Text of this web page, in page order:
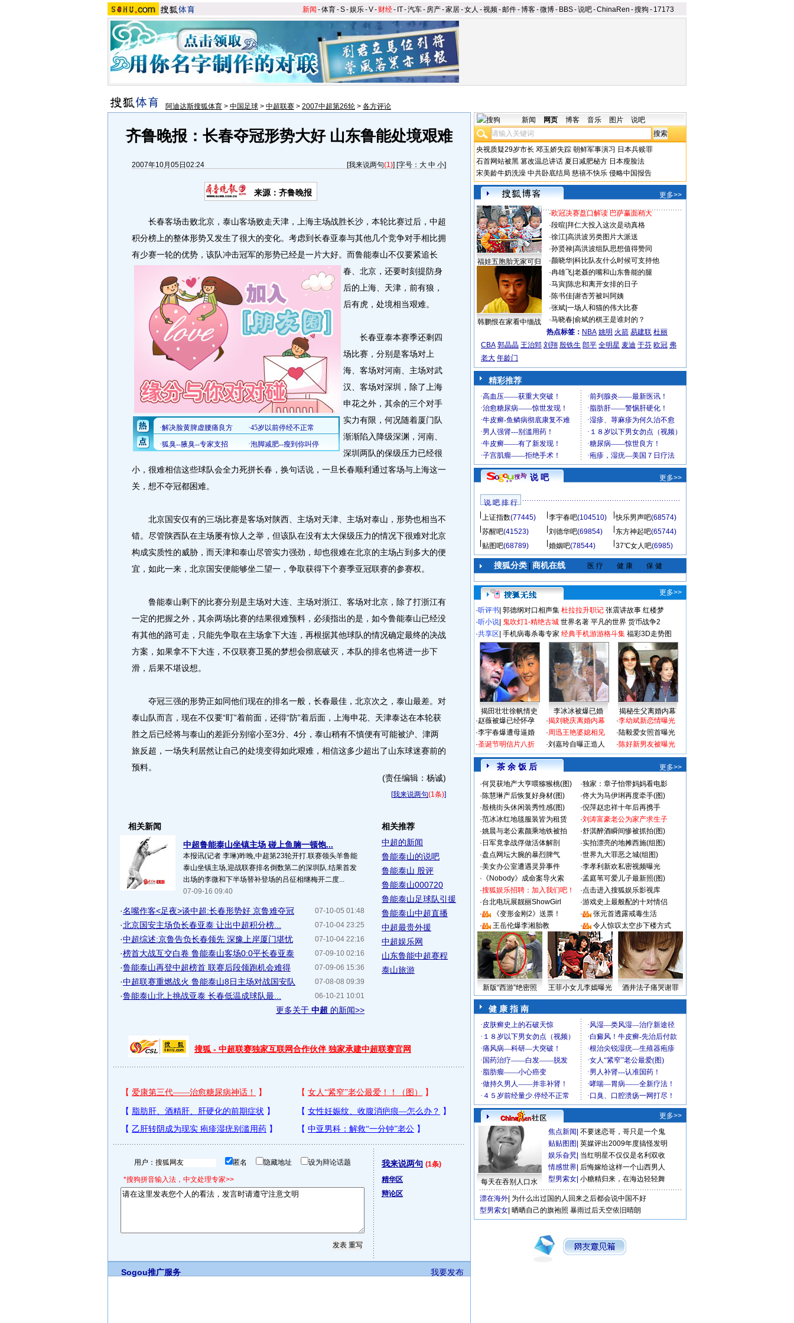
新闻 -体育-S-娱乐-V- 财经- IT-汽车- 房产-家居-女人 -视频-邮件-博客-微博- BBS-说吧-ChinaRen -搜狗 - 17173
阿迪达斯搜狐体育 > 中国足球 > 中超联赛 > 2007中超第26轮 > 各方评论
齐鲁晚报：长春夺冠形势大好 山东鲁能处境艰难
2007年10月05日02:24 [我来说两句(1)] [字号： 大 中 小]
来源：齐鲁晚报
长春客场击败北京，泰山客场败走天津，上海主场战胜长沙，本轮比赛过后，中超
积分榜上的整体形势又发生了很大的变化。考虑到长春亚泰与其他几个竞争对手相比拥
有少赛一轮的优势，该队冲击冠军的形势已经是一片大好。 而鲁能泰山不仅要紧追长
春、北京，还要时刻提防身
后的上海、天津，前有狼，
后有虎，处境相当艰难。
长春亚泰本赛季还剩四
场比赛，分别是客场对上
海、客场对河南、主场对武
汉、客场对深圳，除了上海
申花之外，其余的三个对手
实力有限，何况随着厦门队
渐渐陷入降级深渊，河南、
深圳两队的保级压力已经很
小，很难相信这些球队会全力死拼长春，换句话说，一旦长春顺利通过客场与上海这一
关，想不夺冠都困难。
北京国安仅有的三场比赛是客场对陕西、主场对天津、主场对泰山，形势也相当不
错。尽管陕西队在主场屡有惊人之举，但该队在没有太大保级压力的情况下很难对北京
构成实质性的威胁，而天津和泰山尽管实力强劲，却也很难在北京的主场占到多大的便
宜，如此一来，北京国安便能够坐二望一，争取获得下个赛季亚冠联赛的参赛权。
鲁能泰山剩下的比赛分别是主场对大连、主场对浙江、客场对北京，除了打浙江有
一定的把握之外，其余两场比赛的结果很难预料，必须指出的是，如今鲁能泰山已经没
有其他的路可走，只能先争取在主场拿下大连，再根据其他球队的情况确定最终的决战
方案，如果拿不下大连，不仅联赛卫冕的梦想会彻底破灭，本队的排名也将进一步下
滑，后果不堪设想。
夺冠三强的形势正如同他们现在的排名一般，长春最佳，北京次之，泰山最差。对
泰山队而言，现在不仅要“盯”着前面，还得“防”着后面，上海申花、天津泰达在本轮获
胜之后已经将与泰山的差距分别缩小至3分、4分，泰山稍有不慎便有可能被沪、津两
旅反超，一场失利居然让自己的处境变得如此艰难，相信这多少超出了山东球迷赛前的
预料。
(责任编辑：杨诚)
[我来说两句(1条)]
相关新闻
中超鲁能泰山坐镇主场 碰上鱼腩一顿饱...
本报讯(记者 李琳)昨晚,中超第23轮开打.联赛领头羊鲁能
泰山坐镇主场,迎战联赛排名倒数第二的深圳队.结果首发
出场的李微和下半场替补登场的吕征相继梅开二度...
07-09-16 09:40
07-10-05 01:48
·名嘴作客<足夜>谈中超:长春形势好 京鲁难夺冠
07-10-04 23:25
·北京国安主场负长春亚泰 让出中超积分榜...
07-10-04 22:16
·中超综述:京鲁告负长春领先 深豫上岸厦门堪忧
07-09-10 02:16
·榜首大战互交白卷 鲁能泰山客场0:0平长春亚泰
07-09-06 15:36
·鲁能泰山再登中超榜首 联赛后段领跑机会难得
07-08-08 09:39
·中超联赛重燃战火 鲁能泰山8日主场对战国安队
06-10-21 10:01
·鲁能泰山北上挑战亚泰 长春低温成球队最...
更多关于 中超 的新闻>>
相关推荐
中超的新闻
鲁能泰山的说吧
鲁能泰山 股评
鲁能泰山000720
鲁能泰山足球队引援
鲁能泰山中超直播
中超最贵外援
中超娱乐网
山东鲁能中超赛程
泰山旅游
搜狐 - 中超联赛独家互联网合作伙伴 独家承建中超联赛官网
用户： 匿名 隐藏地址 设为辩论话题
*搜狗拼音输入法，中文处理专家>>
我来说两句 (1条)
精华区
辩论区
我要发布
Sogou推广服务
新闻 网页 博客 音乐 图片 说吧
央视质疑29岁市长 邓玉娇失踪 朝鲜军事演习 日本兵赎罪
石首网站被黑 篡改温总讲话 夏日减肥秘方 日本瘦脸法
宋美龄牛奶洗澡 中共卧底结局 慈禧不快乐 侵略中国报告
更多>>
福娃五胞胎无家可归
韩鹏恨在家看中缅战
·欧冠决赛盘口解读 巴萨赢面稍大
·段暄 拜仁大投入这次是动真格
·徐江| 高洪波另类图片大派送
·孙贤禄| 高洪波组队思想值得赞同
·颜晓华| 科比队友什么时候可支持他
·冉雄飞| 老聂的嘴和山东鲁能的腿
·马寅| 陈忠和离开女排的日子
·陈书佳| 谢杏芳被叫阿姨
·张斌| 一场人和猫的伟大比赛
·马晓春| 俞斌的棋王是谁封的？
热点标签： NBA 姚明 火箭 易建联 杜丽
CBA 郭晶晶 王治郅 刘翔 殷铁生 郎平 全明星 麦迪 于芬 欧冠 弗
老大 年龄门
精彩推荐
说 吧 更多>>
说 吧 排 行
上证指数(77445) 李宇春吧(104510) 快乐男声吧(68574)
苏醒吧(41523) 刘德华吧(69854) 东方神起吧(65744)
贴图吧(68789) 婚姻吧(78544) 37℃女人吧(6985)
搜狐分类| 商机在线 医 疗 健 康 保 健
更多>>
·听评书 郭德纲对口相声集 杜拉拉升职记 张震讲故事 红楼梦
·听小说 鬼吹灯1-精绝古城 世界名著 平凡的世界 货币战争2
·共享区 手机病毒杀毒专家 经典手机游游格斗集 福彩3D走势图
揭田壮壮徐帆情史 李冰冰被爆已婚
揭秘生父离婚内幕
·赵薇被爆已经怀孕
·李宇春爆遭母逼婚
·圣诞节明信片八折
·揭刘晓庆离婚内幕
·周迅王艳婆媳相见
·刘嘉玲自曝正造人
·李幼斌新恋情曝光
·陆毅爱女照首曝光
·陈好新男友被曝光
茶 余 饭 后
更多>>
·何炅获地产大亨喂猕猴桃(图) ·独家：章子怡带妈妈看电影
·陈慧琳产后恢复好身材(图) ·佟大为马伊琍再度牵手(图)
·殷桃街头休闲装秀性感(图) ·倪萍赵忠祥十年后再携手
·范冰冰红地毯服装皆为租赁 ·刘涛富豪老公为家产求生子
·姚晨与老公素颜乘地铁被拍 ·舒淇醉酒瞬间惨被抓拍(图)
· 日军竟拿战俘做活体解剖 ·实拍漂亮的地摊西施(组图)
·盘点网坛大腕的暴烈脾气 ·世界九大罪恶之城(组图)
·美女办公室遭遇灵异事件 ·李孝利新欢私密视频曝光
· 《Nobody》成命案导火索 ·孟庭苇可爱儿子最新照(图)
·搜狐娱乐招聘：加入我们吧！ ·点击进入搜狐娱乐影视库
·台北电玩展靓丽ShowGirl ·游戏史上最般配的十对情侣
·
《变形金刚2》送票！ ·
张元首透露戒毒生活
·
王岳伦爆李湘胎教 · 令人惊叹太空步下楼方式
新版“西游”绝密照 王菲小女儿李嫣曝光 酒井法子痛哭谢罪
健 康 指 南
更多>>
每天在吞别人口水
焦点新闻 不要迷恋哥，哥只是一个鬼
贴贴图图 英媒评出2009年度搞怪发明
娱乐旮旯 当红明星不仅仅是名利双收
情感世界 后悔嫁给这样一个山西男人
型男索女 小糖精归来，在海边轻轻舞
漂在海外 为什么出过国的人回来之后都会说中国不好
型男索女 晒晒自己的旗袍照 暴雨过后天空依旧晴朗